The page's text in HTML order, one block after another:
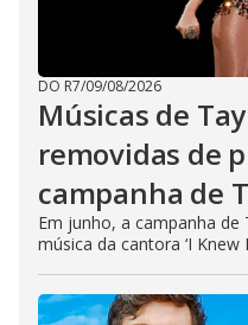
DO R7/09/08/2026
Músicas de
removidas de
campanha de
Em junho, a campanha
música da cantora ‘I Knew